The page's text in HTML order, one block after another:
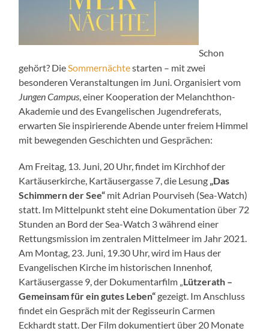
Schon
gehört? Die Sommernächtestarten – mit zwei
besonderen Veranstaltungen im Juni. Organisiert vom
Jungen Campus , einer Kooperation der Melanchthon-
Akademie und des Evangelischen Jugendreferats,
erwarten Sie inspirierende Abende unter freiem Himmel
mit bewegenden Geschichten und Gesprächen:
Am Freitag, 13. Juni, 20 Uhr, findet im Kirchhof der
Kartäuserkirche, Kartäusergasse 7, die Lesung „Das
Schimmern der See“ mit Adrian Pourviseh (Sea-Watch)
statt. Im Mittelpunkt steht eine Dokumentation über 72
Stunden an Bord der Sea-Watch 3 während einer
Rettungsmission im zentralen Mittelmeer im Jahr 2021.
Am Montag, 23. Juni, 19.30 Uhr, wird im Haus der
Evangelischen Kirche im historischen Innenhof,
Kartäusergasse 9, der Dokumentarfilm „ Lützerath –
Gemeinsam für ein gutes Leben“gezeigt. Im Anschluss
findet ein Gespräch mit der Regisseurin Carmen
Eckhardt statt. Der Film dokumentiert über 20 Monate